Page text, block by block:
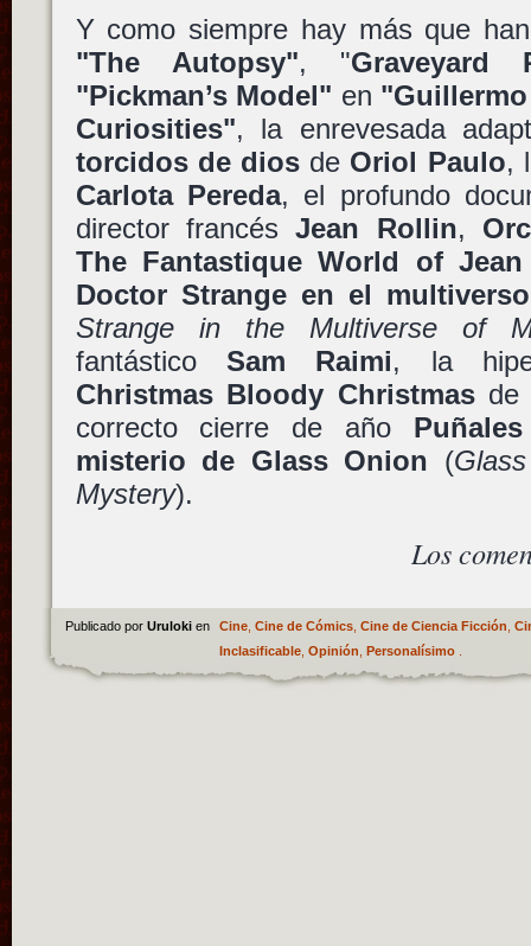
Y como siempre hay más que
"The Autopsy", "Graveyard
"Pickman’s Model" en
Curiosities", la enrevesada
torcidos de diosde Oriol Paulo,
Carlota Pereda, el profundo
director francésJean Rollin,
The Fantastique World of
Doctor Strange en el
Strange in the Multiverse of
fantástico Sam Raimi, la
Christmas Bloody Christmas
correcto cierre de año
misterio de Glass Onion (
Mystery).
Los
Publicado por Uruloki en Cine, Cine de Cómics, Cine de Ciencia Ficción
Inclasificable, Opinión Personalísimo.